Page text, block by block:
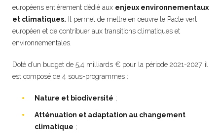
européens entièrement dédié aux enjeux environnementaux
et climatiques. Il permet de mettre en œuvre le Pacte vert
européen et de contribuer aux transitions climatiques et
environnementales.
Doté d’un budget de 5,4 milliards € pour la période 2021-2027, il
est composé de 4 sous-programmes :
Nature et biodiversité ;
Atténuation et adaptation au changement
climatique ;